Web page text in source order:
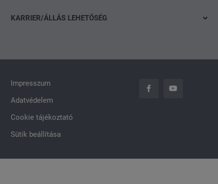
Szervizidőpont-foglalás
KARRIER/ÁLLÁS LEHETŐSÉG
Impresszum
Adatvédelem
Cookie tájékoztató
Sütik beállítása